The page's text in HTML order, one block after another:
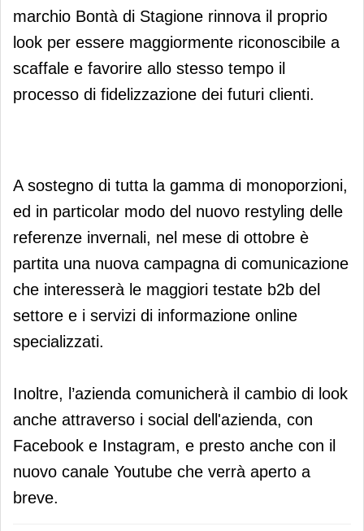
marchio Bontà di Stagione rinnova il proprio
look per essere maggiormente riconoscibile a
scaffale e favorire allo stesso tempo il
processo di fidelizzazione dei futuri clienti.
A sostegno di tutta la gamma di monoporzioni,
ed in particolar modo del nuovo restyling delle
referenze invernali, nel mese di ottobre è
partita una nuova campagna di comunicazione
che interesserà le maggiori testate b2b del
settore e i servizi di informazione online
specializzati.
Inoltre, l’azienda comunicherà il cambio di look
anche attraverso i social dell'azienda, con
Facebook e Instagram, e presto anche con il
nuovo canale Youtube che verrà aperto a
breve.